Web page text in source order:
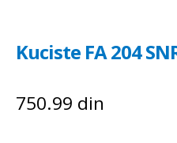
Kuciste FA 204
750.99 din